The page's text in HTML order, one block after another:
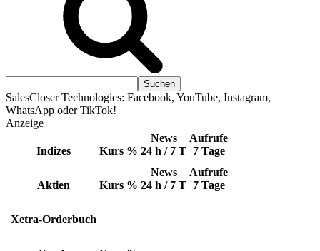
SalesCloser Technologies: Facebook, YouTube, Instagram,
WhatsApp oder TikTok!
Anzeige
Indizes Kurs %
News
24 h / 7 T
Aufrufe
7 Tage
Aktien Kurs %
News
24 h / 7 T
Aufrufe
7 Tage
Xetra-Orderbuch